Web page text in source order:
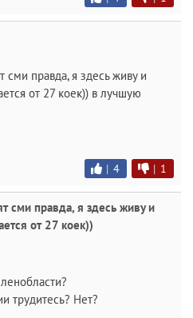
сми правда, я здесь живу и
от 27 коек)) в лучшую
| 4 | 1
сми правда, я здесь живу и
от 27 коек))
трудитесь? Нет?